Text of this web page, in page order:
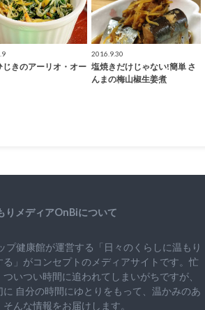
じきのアーリオ・オー
2016.9.30
塩焼きだけじゃない!簡単 さ
んまの梅山椒生姜煮
りメディアOnBiについて
プ健康館が運営する「日々のくらしに温もり
る」がコンセプトのメディアサイトです。忙
ついつい時間に追われてしまいがちですが、
に 自分の時間にゆとりをもって、 温かみのあ
そんな情報をお届けします。